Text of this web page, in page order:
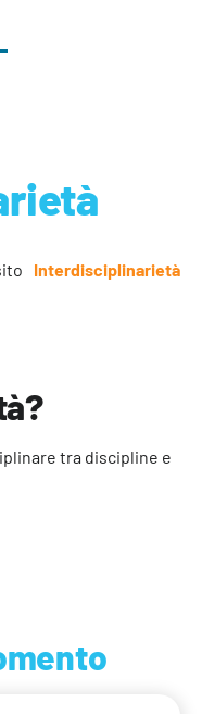
Interdisciplinarietà
tra discipline e